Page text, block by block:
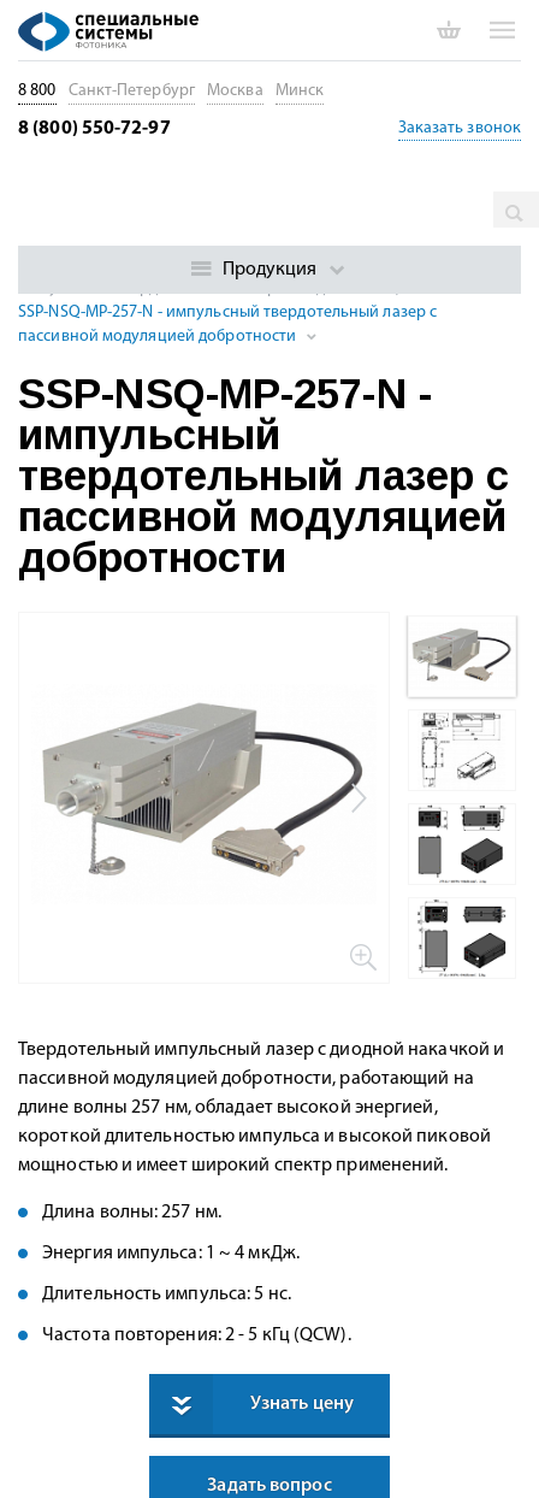
наносекундные импульсные DPSS лазеры с модуляцией
SSP-NSQ-MP-257-N - импульсный твердотельный лазер с
пассивной модуляцией добротности
SSP-NSQ-MP-257-N -
импульсный
твердотельный лазер с
пассивной модуляцией
добротности
Твердотельный импульсный лазер с диодной накачкой и
пассивной модуляцией добротности, работающий на
длине волны 257 нм, обладает высокой энергией,
короткой длительностью импульса и высокой пиковой
мощностью и имеет широкий спектр применений.
Длина волны: 257 нм.
Энергия импульса: 1 ~ 4 мкДж.
Длительность импульса: 5 нс.
Частота повторения: 2 - 5 кГц (QCW).
Узнать цену
Задать вопрос
8 800 Санкт-Петербург Москва Минск
8 (800) 550-72-97 Заказать звонок
Продукция